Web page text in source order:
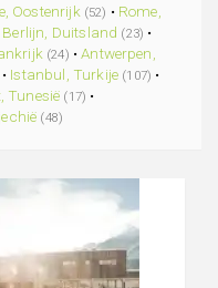
Oostenrijk (52) • Rome,
Berlijn, Duitsland (23) •
(24) •Antwerpen,
• Istanbul, Turkije (107) •
Tunesië (17) •
(48)